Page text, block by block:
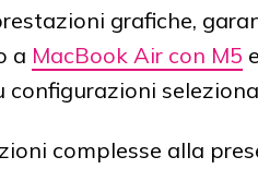
grafiche,
a MacBook Air con M5
configurazioni
complesse alla